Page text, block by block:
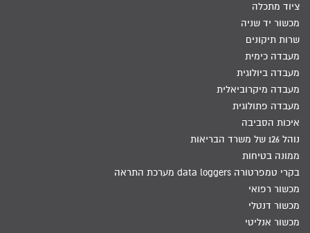
ציוד מתכלה
מכשור יד שניה
שרות תיקונים
מעבדה כימית
מעבדה ביולוגית
מעבדה מיקרוביאלית
מעבדה פתולוגית
איכות הסביבה
נוהל 126 של משרד הבריאות
ממונה בטיחות
בקרי טמפרטורה data loggers מערכת התראה
מכשור רפואי
מכשור דנטלי
מכשור אנליטי